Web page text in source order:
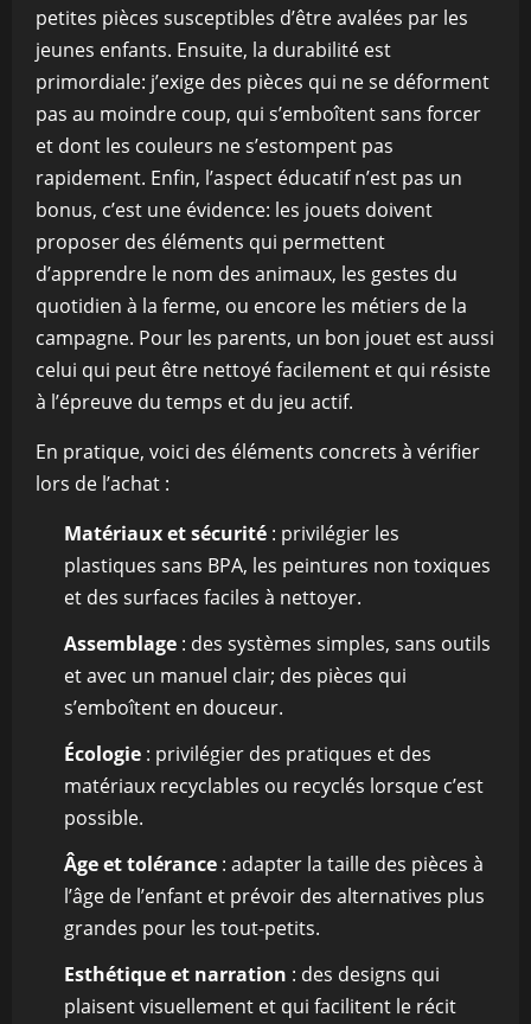
petites pièces susceptibles d’être avalées par les
jeunes enfants. Ensuite, la durabilité est
primordiale: j’exige des pièces qui ne se déforment
pas au moindre coup, qui s’emboîtent sans forcer
et dont les couleurs ne s’estompent pas
rapidement. Enfin, l’aspect éducatif n’est pas un
bonus, c’est une évidence: les jouets doivent
proposer des éléments qui permettent
d’apprendre le nom des animaux, les gestes du
quotidien à la ferme, ou encore les métiers de la
campagne. Pour les parents, un bon jouet est aussi
celui qui peut être nettoyé facilement et qui résiste
à l’épreuve du temps et du jeu actif.
En pratique, voici des éléments concrets à vérifier
lors de l’achat :
Matériaux et sécurité : privilégier les
plastiques sans BPA, les peintures non toxiques
et des surfaces faciles à nettoyer.
Assemblage : des systèmes simples, sans outils
et avec un manuel clair; des pièces qui
s’emboîtent en douceur.
Écologie : privilégier des pratiques et des
matériaux recyclables ou recyclés lorsque c’est
possible.
Âge et tolérance : adapter la taille des pièces à
l’âge de l’enfant et prévoir des alternatives plus
grandes pour les tout-petits.
Esthétique et narration : des designs qui
plaisent visuellement et qui facilitent le récit